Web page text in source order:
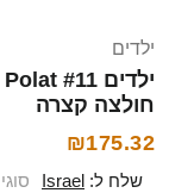
ילדים
חולצה קצרה
₪175.32
שלח ל: Israel